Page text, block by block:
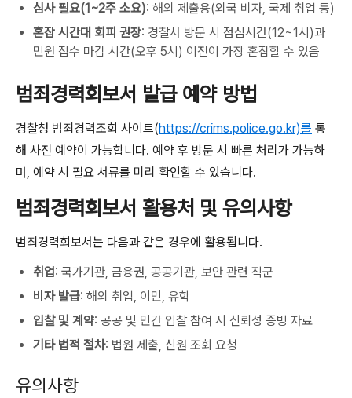
심사 필요(1~2주 소요): 해외 제출용(외국 비자, 국제 취업 등)
혼잡 시간대 회피 권장: 경찰서 방문 시 점심시간(12~1시)과
민원 접수 마감 시간(오후 5시) 이전이 가장 혼잡할 수 있음
범죄경력회보서 발급 예약 방법
경찰청 범죄경력조회 사이트(https://crims.police.go.kr)를 통
해 사전 예약이 가능합니다. 예약 후 방문 시 빠른 처리가 가능하
며, 예약 시 필요 서류를 미리 확인할 수 있습니다.
범죄경력회보서 활용처 및 유의사항
범죄경력회보서는 다음과 같은 경우에 활용됩니다.
취업: 국가기관, 금융권, 공공기관, 보안 관련 직군
비자 발급: 해외 취업, 이민, 유학
입찰 및 계약: 공공 및 민간 입찰 참여 시 신뢰성 증빙 자료
기타 법적 절차: 법원 제출, 신원 조회 요청
유의사항